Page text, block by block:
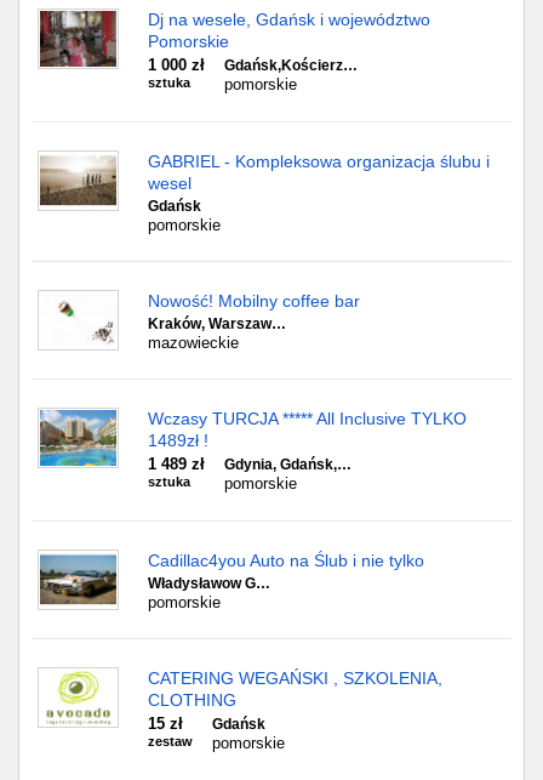
Dj na wesele, Gdańsk i województwo
Pomorskie
1 000 zł
sztuka
Gdańsk,Kościerz…
pomorskie
GABRIEL - Kompleksowa organizacja ślubu i
wesel
Gdańsk
pomorskie
Nowość! Mobilny coffee bar
Kraków, Warszaw…
mazowieckie
Wczasy TURCJA ***** All Inclusive TYLKO
1489zł !
1 489 zł
sztuka
Gdynia, Gdańsk,…
pomorskie
Cadillac4you Auto na Ślub i nie tylko
Władysławow G…
pomorskie
CATERING WEGAŃSKI , SZKOLENIA,
CLOTHING
15 zł
zestaw
Gdańsk
pomorskie